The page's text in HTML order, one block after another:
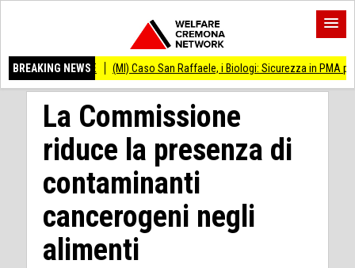
BREAKING NEWS
EDIZIONE (MI) Caso San Raffaele, i Biologi: Sicurezza in PMA priorità
La Commissione
riduce la presenza di
contaminanti
cancerogeni negli
alimenti